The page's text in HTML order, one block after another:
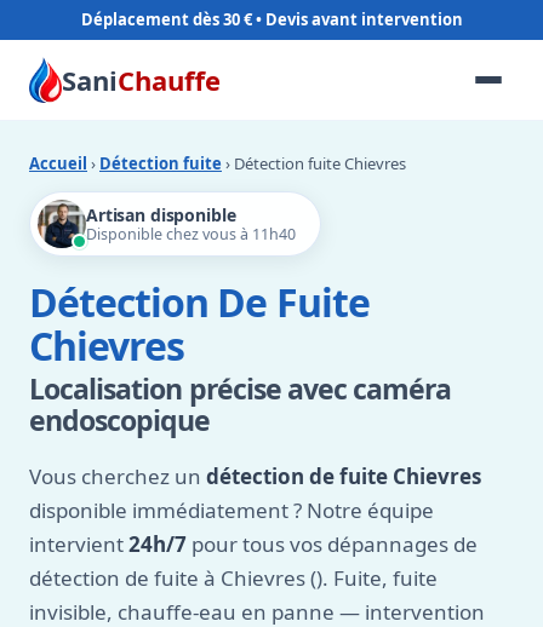
Déplacement dès 30 €
SaniChauffe
Accueil › Détection fuite › Détection fuite Chievres
Artisan disponible
Disponible chez vous à 11h40
Détection De Fuite
Chievres
Localisation précise avec caméra
endoscopique
Vous cherchez un détection de fuite Chievres
disponible immédiatement ? Notre équipe
intervient24h/7 pour tous vos dépannages de
détection de fuite à Chievres (). Fuite, fuite
invisible, chauffe-eau en panne — intervention